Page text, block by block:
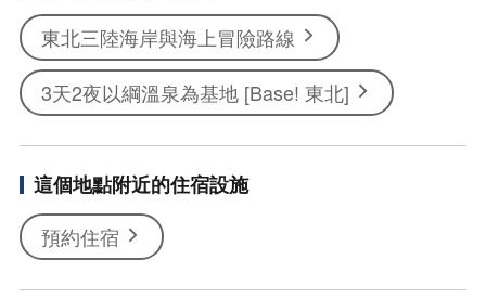
東北三陸海岸與海上冒險路線
3天2夜以綱溫泉為基地 [Base! 東北]
這個地點附近的住宿設施
預約住宿